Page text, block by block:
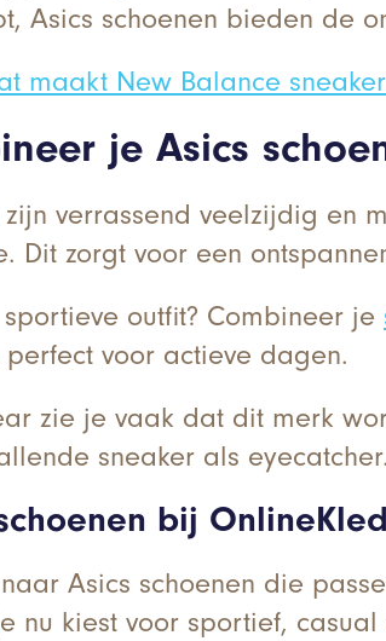
Asics schoenen bieden de
maakt New Balance
je Asics
zijn verrassend veelzijdig en
Dit zorgt voor een
outfit? Combineer je
voor actieve dagen.
zie je vaak dat dit merk
sneaker als
bij
Asics schoenen die
nu kiest voor sportief,